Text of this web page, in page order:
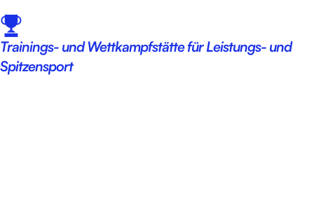
Trainings- und Wettkampfstätte für Leistungs- und
Spitzensport